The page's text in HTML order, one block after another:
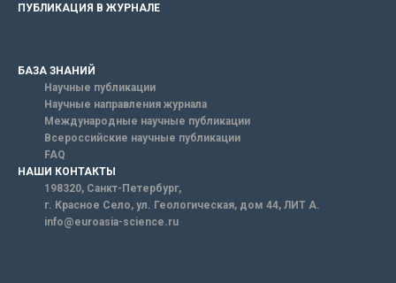
ПУБЛИКАЦИЯ В ЖУРНАЛЕ
БАЗА ЗНАНИЙ
Научные публикации
Научные направления журнала
Международные научные публикации
Всероссийские научные публикации
FAQ
НАШИ КОНТАКТЫ
198320, Санкт-Петербург,
г. Красное Село, ул. Геологическая, дом 44, ЛИТ А.
info@euroasia-science.ru